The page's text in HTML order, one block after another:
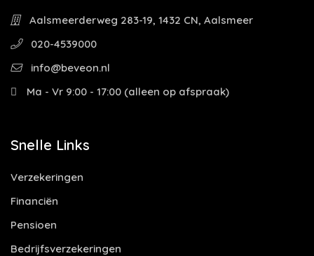
Aalsmeerderweg 283-19, 1432 CN, Aalsmeer
020-4539000
info@beveon.nl
Ma - Vr 9:00 - 17:00 (alleen op afspraak)
Snelle Links
Verzekeringen
Financiën
Pensioen
Bedrijfsverzekeringen